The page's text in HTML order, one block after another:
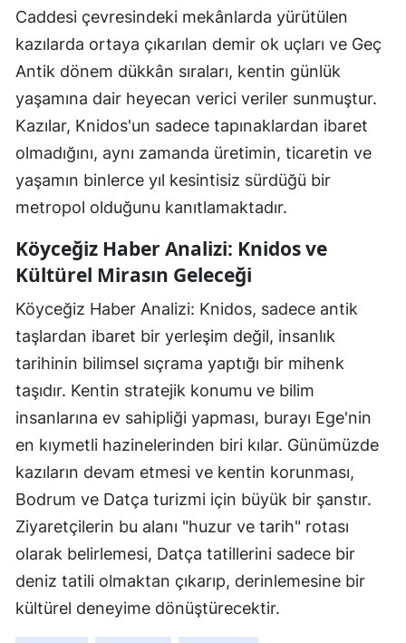
Caddesi çevresindeki mekânlarda yürütülen
kazılarda ortaya çıkarılan demir ok uçları ve Geç
Antik dönem dükkân sıraları, kentin günlük
yaşamına dair heyecan verici veriler sunmuştur.
Kazılar, Knidos'un sadece tapınaklardan ibaret
olmadığını, aynı zamanda üretimin, ticaretin ve
yaşamın binlerce yıl kesintisiz sürdüğü bir
metropol olduğunu kanıtlamaktadır.
Köyceğiz Haber Analizi: Knidos ve
Kültürel Mirasın Geleceği
Köyceğiz Haber Analizi: Knidos, sadece antik
taşlardan ibaret bir yerleşim değil, insanlık
tarihinin bilimsel sıçrama yaptığı bir mihenk
taşıdır. Kentin stratejik konumu ve bilim
insanlarına ev sahipliği yapması, burayı Ege'nin
en kıymetli hazinelerinden biri kılar. Günümüzde
kazıların devam etmesi ve kentin korunması,
Bodrum ve Datça turizmi için büyük bir şanstır.
Ziyaretçilerin bu alanı "huzur ve tarih" rotası
olarak belirlemesi, Datça tatillerini sadece bir
deniz tatili olmaktan çıkarıp, derinlemesine bir
kültürel deneyime dönüştürecektir.